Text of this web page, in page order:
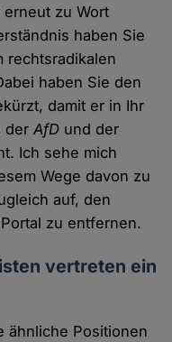
zu Wort
haben Sie
rechtsradikalen
haben Sie den
damit er in Ihr
derAfD und der
Ich sehe mich
Wege davon zu
auf, den
zu entfernen.
vertreten ein
ähnliche Positionen